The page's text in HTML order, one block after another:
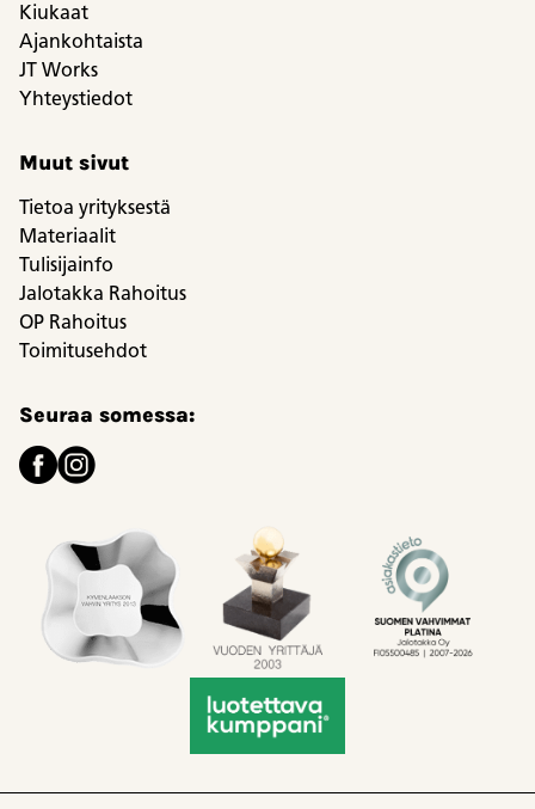
Kiukaat
Ajankohtaista
JT Works
Yhteystiedot
Muut sivut
Tietoa yrityksestä
Materiaalit
Tulisijainfo
Jalotakka Rahoitus
OP Rahoitus
Toimitusehdot
Seuraa somessa: